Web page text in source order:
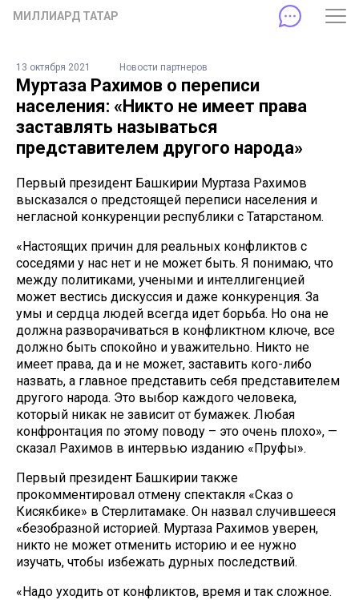
МИЛЛИАРД ТАТАР
13 октября 2021 Новости партнеров
Муртаза Рахимов о переписи
населения: «Никто не имеет права
заставлять называться
представителем другого народа»
Первый президент Башкирии Муртаза Рахимов
высказался о предстоящей переписи населения и
негласной конкуренции республики с Татарстаном.
«Настоящих причин для реальных конфликтов с
соседями у нас нет и не может быть. Я понимаю, что
между политиками, учеными и интеллигенцией
может вестись дискуссия и даже конкуренция. За
умы и сердца людей всегда идет борьба. Но она не
должна разворачиваться в конфликтном ключе, все
должно быть спокойно и уважительно. Никто не
имеет права, да и не может, заставить кого-либо
назвать, а главное представить себя представителем
другого народа. Это выбор каждого человека,
который никак не зависит от бумажек. Любая
конфронтация по этому поводу – это очень плохо», —
сказал Рахимов в интервью изданию «Пруфы».
Первый президент Башкирии также
прокомментировал отмену спектакля «Сказ о
Кисякбике» в Стерлитамаке. Он назвал случившееся
«безобразной историей. Муртаза Рахимов уверен,
никто не может отменить историю и ее нужно
изучать, чтобы избежать дурных последствий.
«Надо уходить от конфликтов, время и так сложное.